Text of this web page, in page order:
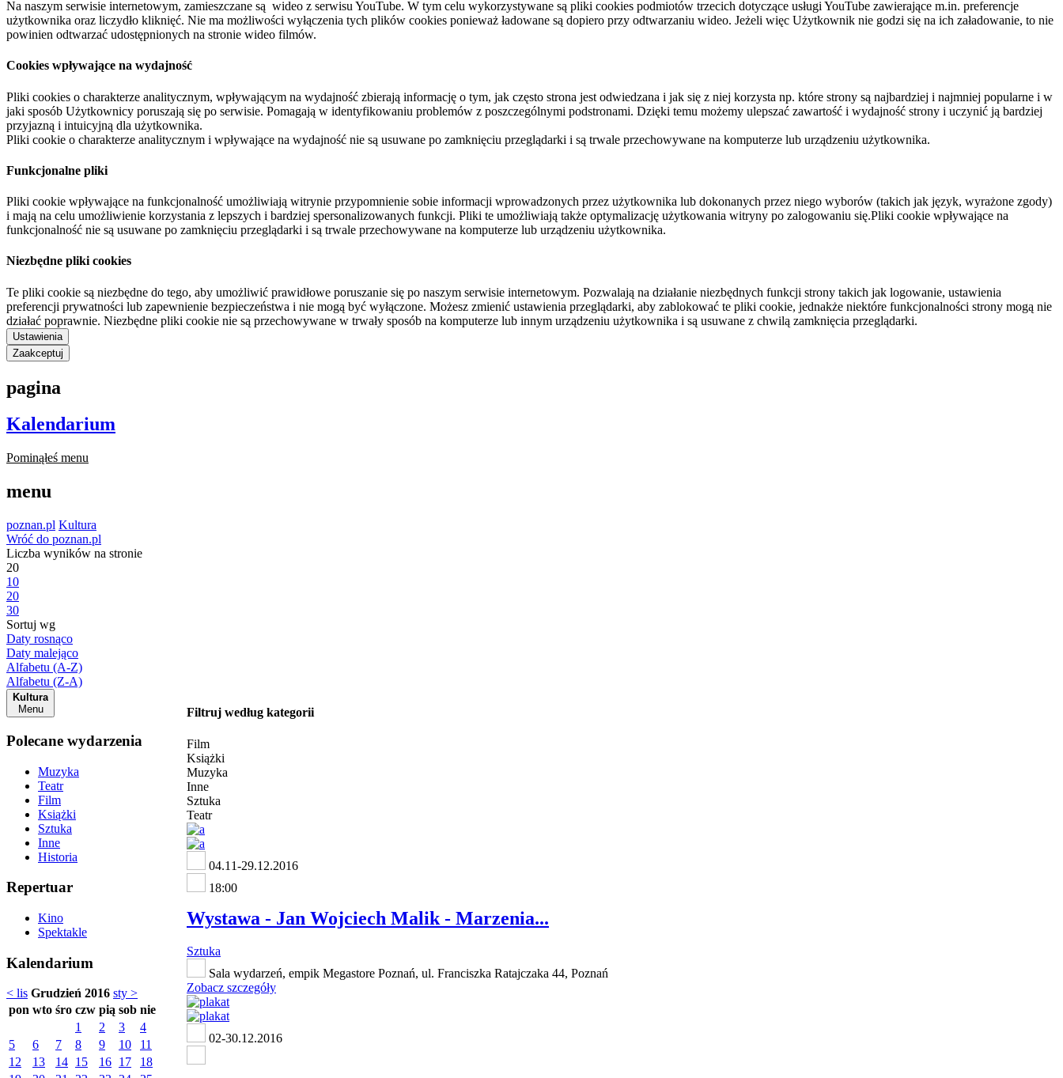
Na naszym serwisie internetowym, zamieszczane są wideo z serwisu YouTube. W tym celu wykorzystywane są pliki cookies podmiotów trzecich dotyczące usługi YouTube zawierające m.in. preferencje
użytkownika oraz liczydło kliknięć. Nie ma możliwości wyłączenia tych plików cookies ponieważ ładowane są dopiero przy odtwarzaniu wideo. Jeżeli więc Użytkownik nie godzi się na ich załadowanie, to nie
powinien odtwarzać udostępnionych na stronie wideo filmów.
Cookies wpływające na wydajność
Pliki cookies o charakterze analitycznym, wpływającym na wydajność zbierają informację o tym, jak często strona jest odwiedzana i jak się z niej korzysta np. które strony są najbardziej i najmniej popularne i w
jaki sposób Użytkownicy poruszają się po serwisie. Pomagają w identyfikowaniu problemów z poszczególnymi podstronami. Dzięki temu możemy ulepszać zawartość i wydajność strony i uczynić ją bardziej
przyjazną i intuicyjną dla użytkownika.
Pliki cookie o charakterze analitycznym i wpływające na wydajność nie są usuwane po zamknięciu przeglądarki i są trwale przechowywane na komputerze lub urządzeniu użytkownika.
Funkcjonalne pliki
Pliki cookie wpływające na funkcjonalność umożliwiają witrynie przypomnienie sobie informacji wprowadzonych przez użytkownika lub dokonanych przez niego wyborów (takich jak język, wyrażone zgody)
i mają na celu umożliwienie korzystania z lepszych i bardziej spersonalizowanych funkcji. Pliki te umożliwiają także optymalizację użytkowania witryny po zalogowaniu się.Pliki cookie wpływające na
funkcjonalność nie są usuwane po zamknięciu przeglądarki i są trwale przechowywane na komputerze lub urządzeniu użytkownika.
Niezbędne pliki cookies
Te pliki cookie są niezbędne do tego, aby umożliwić prawidłowe poruszanie się po naszym serwisie internetowym. Pozwalają na działanie niezbędnych funkcji strony takich jak logowanie, ustawienia
preferencji prywatności lub zapewnienie bezpieczeństwa i nie mogą być wyłączone. Możesz zmienić ustawienia przeglądarki, aby zablokować te pliki cookie, jednakże niektóre funkcjonalności strony mogą nie
działać poprawnie. Niezbędne pliki cookie nie są przechowywane w trwały sposób na komputerze lub innym urządzeniu użytkownika i są usuwane z chwilą zamknięcia przeglądarki.
Ustawienia
Zaakceptuj
pagina
Kalendarium
Pominąłeś menu
menu
poznan.pl Kultura
Wróć do poznan.pl
Liczba wyników na stronie
20
10
20
30
Sortuj wg
Daty rosnąco
Daty malejąco
Alfabetu (A-Z)
Alfabetu (Z-A)
Kultura
Menu
Polecane wydarzenia
Muzyka
Teatr
Film
Książki
Sztuka
Inne
Historia
Repertuar
Kino
Spektakle
Kalendarium
< lis Grudzień 2016 sty >
pon wto śro czw pią sob nie
1
2 3
4
5
6 7 8 9 10
11
12
13 14 15 16 17
18
Filtruj według kategorii
Film
Książki
Muzyka
Inne
Sztuka
Teatr
04.11-29.12.2016
18:00
Wystawa - Jan Wojciech Malik - Marzenia...
Sztuka
Sala wydarzeń, empik Megastore Poznań, ul. Franciszka Ratajczaka 44, Poznań
Zobacz szczegóły
02-30.12.2016